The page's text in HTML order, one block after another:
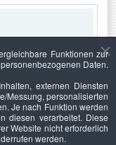
Funktionen zur
Daten.
externen Diensten
Messung, personalisierten
Je nach Funktion werden
diesen verarbeitet. Diese
Website nicht erforderlich
werden.